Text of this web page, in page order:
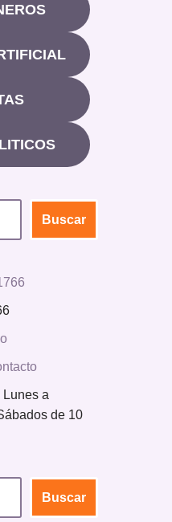
Buscar
Lunes a
de 10
Buscar